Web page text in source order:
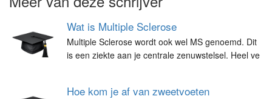
Wat is Multiple Sclerose
Multiple Sclerose wordt ook wel MS genoemd. Dit
is een ziekte aan je centrale zenuwstelsel. Heel ve
Hoe kom je af van zweetvoeten